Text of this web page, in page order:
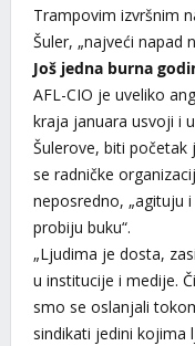
Trampovim izvršnim
Šuler, „najveći napad
Još jedna burna
AFL-CIO je uveliko
kraja januara usvoji i
Šulerove, biti početak
se radničke
neposredno, „agituju
probiju buku“.
„Ljudima je dosta,
u institucije i medije.
smo se oslanjali
sindikati jedini kojima